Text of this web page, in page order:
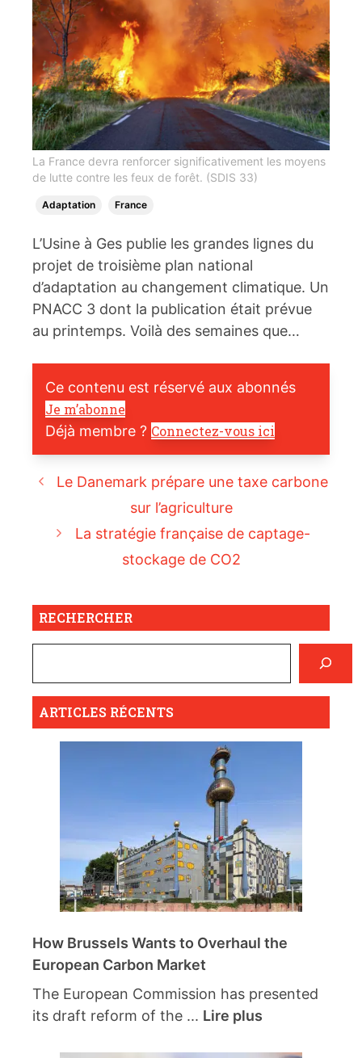
La France devra renforcer significativement les moyens
de lutte contre les feux de forêt. (SDIS 33)
Adaptation France
L’Usine à Ges publie les grandes lignes du
projet de troisième plan national
d’adaptation au changement climatique. Un
PNACC 3 dont la publication était prévue
au printemps. Voilà des semaines que…
Ce contenu est réservé aux abonnés
Je m’abonne
Déjà membre ? Connectez-vous ici
Le Danemark prépare une taxe carbone
sur l’agriculture
La stratégie française de captage-
stockage de CO2
RECHERCHER
ARTICLES RÉCENTS
How Brussels Wants to Overhaul the
European Carbon Market
The European Commission has presented
its draft reform of the ... Lire plus